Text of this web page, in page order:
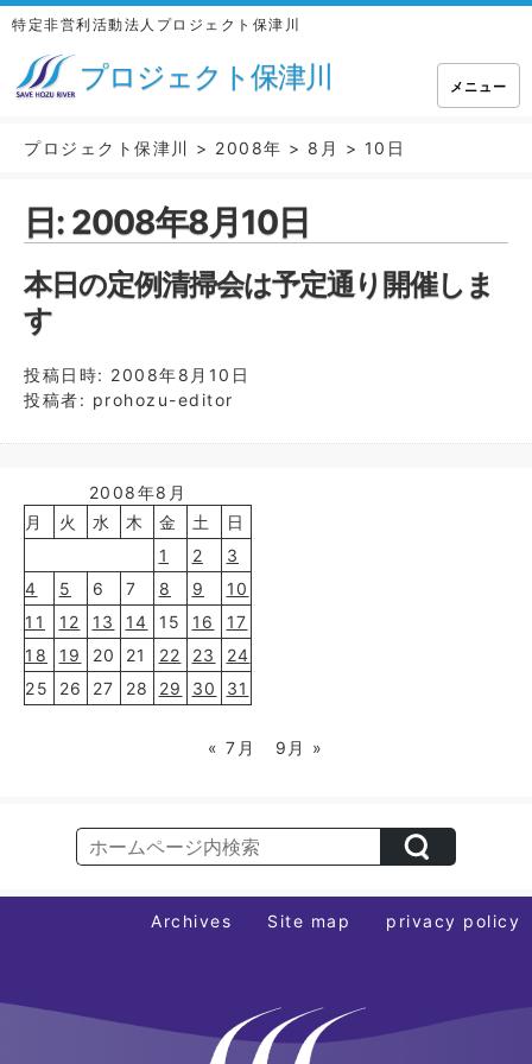
特定非営利活動法人プロジェクト保津川
プロジェクト保津川 メニュー
プロジェクト保津川 > 2008年 > 8月 > 10日
日: 2008年8月10日
本日の定例清掃会は予定通り開催しま
す
投稿日時: 2008年8月10日
投稿者: prohozu-editor
2008年8月
月
火 水 木 金 土
日
1
2
3
4
5 6 7 8 9
10
11
12 13 14 15 16
17
18
19 20 21 22 23
24
25
26 27 28 29 30 31
« 7月 9月 »
Archives Site map privacy policy